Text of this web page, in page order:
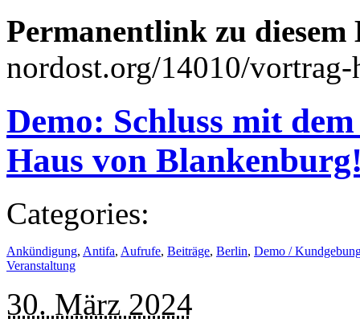
Permanentlink zu
nordost.org/14010/vortrag-
Demo: Schluss mit
Haus von
Categories:
Ankündigung, Antifa, Aufrufe, Beiträge, Berlin, Demo /
Veranstaltung
30. März 2024